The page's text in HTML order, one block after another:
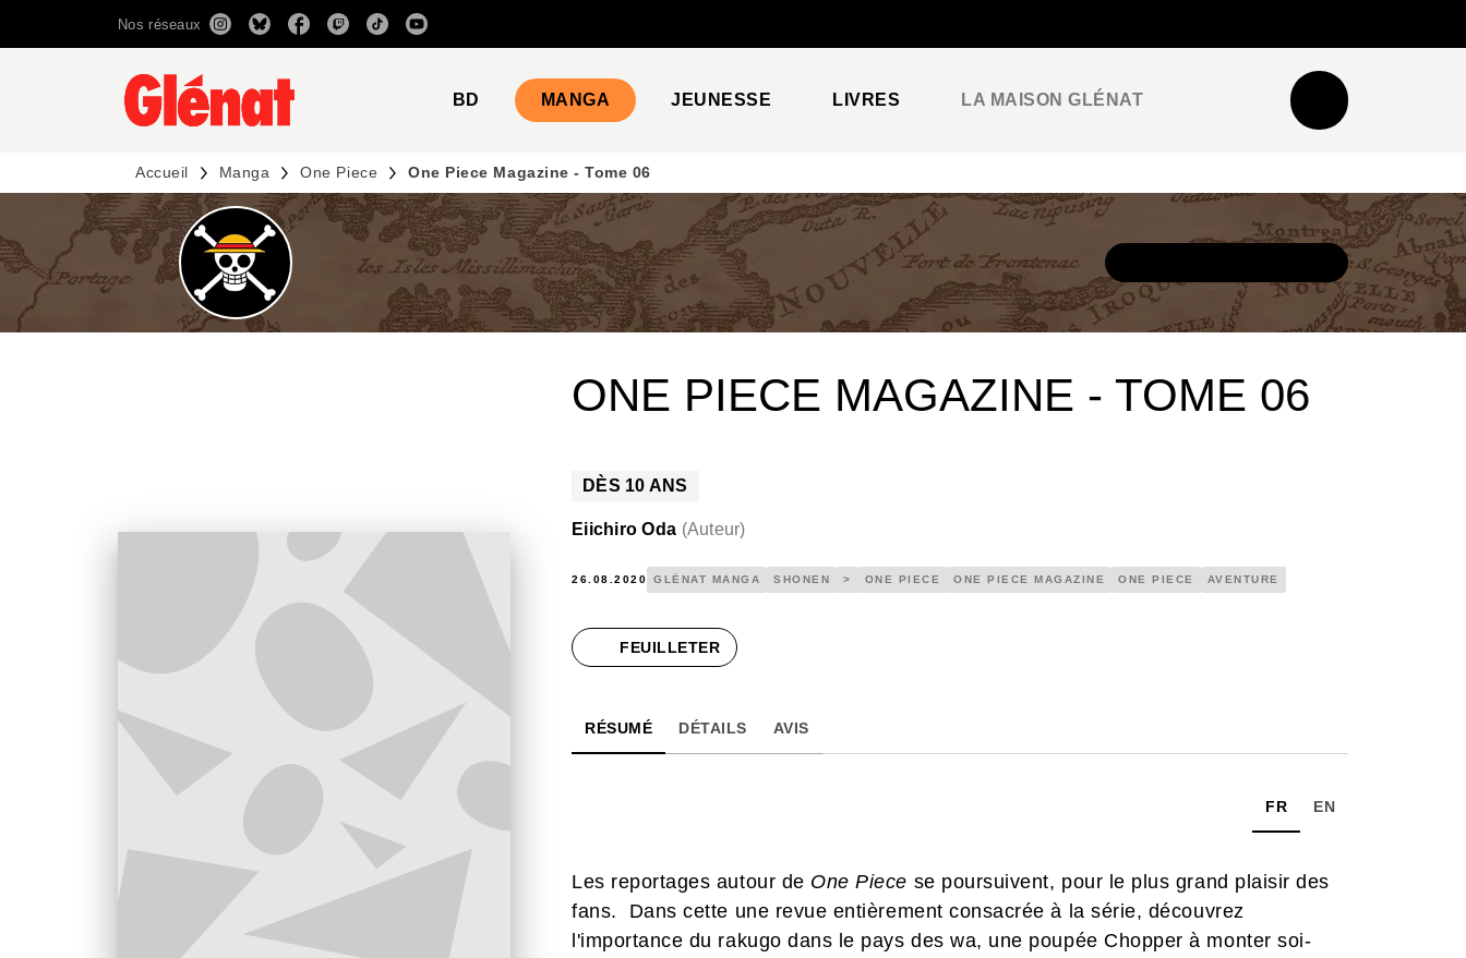
RECHERCHE CONTENU
Nos réseaux
BD MANGA JEUNESSE LIVRES LA MAISON GLÉNAT
Accueil Manga One Piece One Piece Magazine - Tome 06
ONE PIECE MAGAZINE - TOME 06
DÈS 10 ANS
Eiichiro Oda (Auteur)
26.08.2020 GLÉNAT MANGA SHONEN > ONE PIECE ONE PIECE MAGAZINE ONE PIECE AVENTURE
FEUILLETER
RÉSUMÉ DÉTAILS AVIS
FR EN
Les reportages autour de One Piece se poursuivent, pour le plus grand plaisir des
fans. Dans cette une revue entièrement consacrée à la série, découvrez
l'importance du rakugo dans le pays des wa, une poupée Chopper à monter soi-